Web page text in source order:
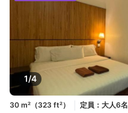
1/4
30 m²（323 ft²） 定員：大人6名